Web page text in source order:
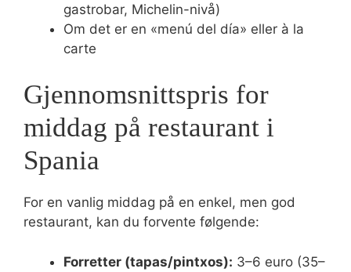
gastrobar, Michelin-nivå)
Om det er en «menú del día» eller à la
carte
Gjennomsnittspris for
middag på restaurant i
Spania
For en vanlig middag på en enkel, men god
restaurant, kan du forvente følgende:
Forretter (tapas/pintxos): 3–6 euro (35–